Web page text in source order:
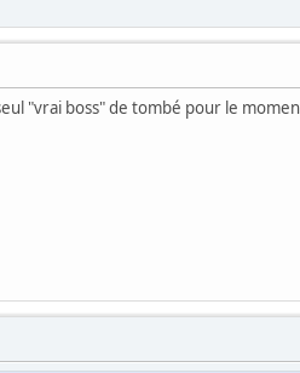
"vrai boss" de tombé pour le